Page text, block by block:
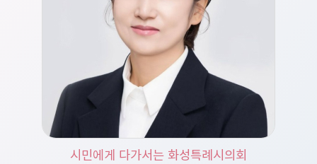
시민에게 다가서는 화성특례시의회